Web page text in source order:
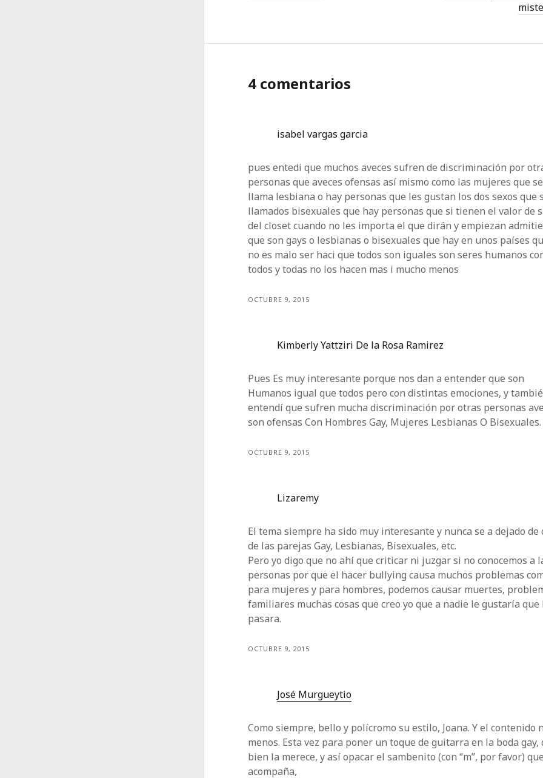
4 comentarios
isabel vargas garcia
pues entedi que muchos aveces sufren de discriminación por
personas que aveces ofensas así mismo como las mujeres que
llama lesbiana o hay personas que les gustan los dos sexos que
llamados bisexuales que hay personas que si tienen el valor de
del closet cuando no les importa el que dirán y empiezan
que son gays o lesbianas o bisexuales que hay en unos países
no es malo ser haci que todos son iguales son seres humanos
todos y todas no los hacen mas i mucho menos
OCTUBRE 9, 2015
Kimberly Yattziri De la Rosa Ramirez
Pues Es muy interesante porque nos dan a entender que son
Humanos igual que todos pero con distintas emociones, y
entendí que sufren mucha discriminación por otras personas
son ofensas Con Hombres Gay, Mujeres Lesbianas O Bisexuales.
OCTUBRE 9, 2015
Lizaremy
El tema siempre ha sido muy interesante y nunca se a dejado de
de las parejas Gay, Lesbianas, Bisexuales, etc.
Pero yo digo que no ahí que criticar ni juzgar si no conocemos a
personas por que el hacer bullying causa muchos problemas
para mujeres y para hombres, podemos causar muertes,
familiares muchas cosas que creo yo que a nadie le gustaría que
pasara.
OCTUBRE 9, 2015
José Murgueytio
Como siempre, bello y polícromo su estilo, Joana. Y el contenido
menos. Esta vez para poner un toque de guitarra en la boda gay,
bien la merece, y así opacar el sambenito (con “m”, por favor)
acompaña,